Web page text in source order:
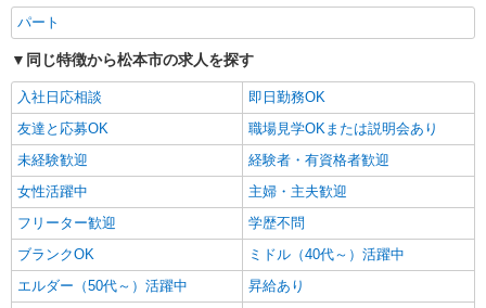
パート
同じ特徴から松本市の求人を探す
入社日応相談
即日勤務OK
友達と応募OK
職場見学OKまたは説明会あり
未経験歓迎
経験者・有資格者歓迎
女性活躍中
主婦・主夫歓迎
フリーター歓迎
学歴不問
ブランクOK
ミドル（40代～）活躍中
エルダー（50代～）活躍中
昇給あり